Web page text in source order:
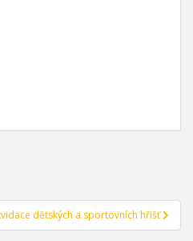
dětských a sportovních hřišť